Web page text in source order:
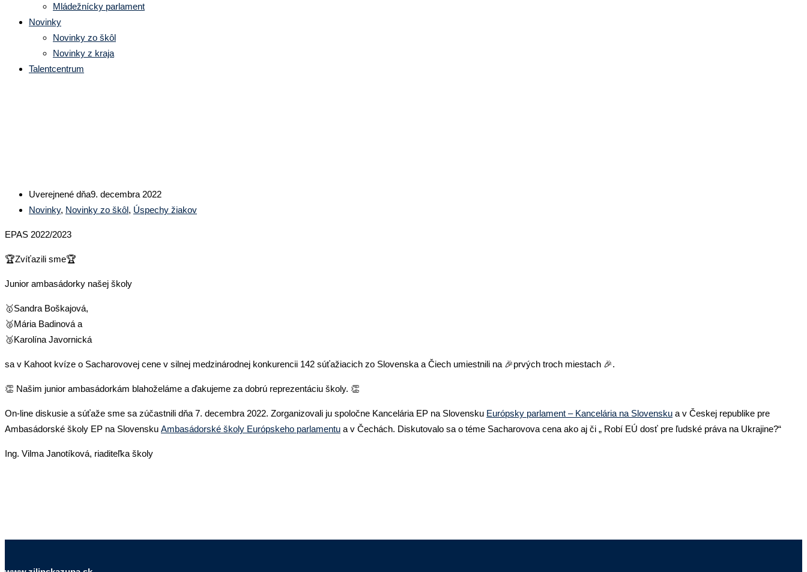
Mládežnícky parlament
Novinky
Novinky zo škôl
Novinky z kraja
Talentcentrum
Uverejnené dňa9. decembra 2022
Novinky, Novinky zo škôl, Úspechy žiakov
EPAS 2022/2023
🏆Zvíťazili sme🏆
Junior ambasádorky našej školy
🥇Sandra Boškajová,
🥈Mária Badinová a
🥉Karolína Javornická
sa v Kahoot kvíze o Sacharovovej cene v silnej medzinárodnej konkurencii 142 súťažiacich zo Slovenska a Čiech umiestnili na 🎉prvých troch miestach 🎉.
👏 Našim junior ambasádorkám blahoželáme a ďakujeme za dobrú reprezentáciu školy. 👏
On-line diskusie a súťaže sme sa zúčastnili dňa 7. decembra 2022. Zorganizovali ju spoločne Kancelária EP na Slovensku Európsky parlament – Kancelária na Slovensku a v Českej republike pre
Ambasádorské školy EP na Slovensku Ambasádorské školy Európskeho parlamentu a v Čechách. Diskutovalo sa o téme Sacharovova cena ako aj či „ Robí EÚ dosť pre ľudské práva na Ukrajine?“
Ing. Vilma Janotíková, riaditeľka školy